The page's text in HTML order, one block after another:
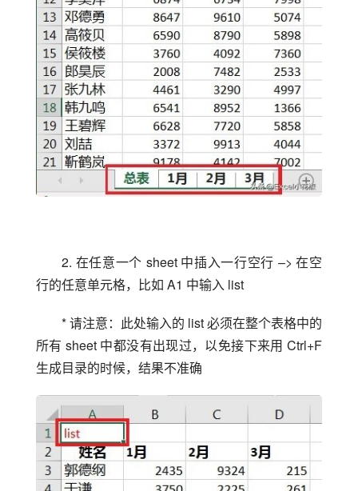
2. 在任意一个 sheet 中插入一行空行 –> 在空
行的任意单元格，比如 A1 中输入 list
* 请注意：此处输入的 list 必须在整个表格中的
所有 sheet 中都没有出现过，以免接下来用 Ctrl+F
生成目录的时候，结果不准确